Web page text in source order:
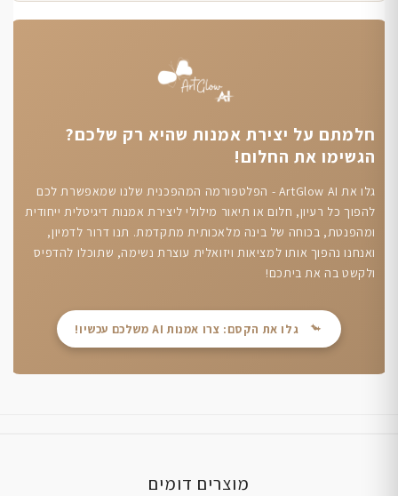
חלמתם על יצירת אמנות שהיא רק שלכם?
הגשימו את החלום!
גלו את ArtGlow AI - הפלטפורמה המהפכנית שלנו שמאפשרת לכם
להפוך כל רעיון, חלום או תיאור מילולי ליצירת אמנות דיגיטלית ייחודית
ומהפנטת, בכוחה של בינה מלאכותית מתקדמת. תנו דרור לדמיון,
ואנחנו נהפוך אותו למציאות ויזואלית עוצרת נשימה, שתוכלו להדפיס
ולקשט בה את ביתכם!
גלו את הקסם: צרו אמנות AI משלכם עכשיו!
מוצרים דומים